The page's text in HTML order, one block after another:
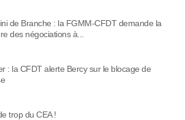
de Branche : la FGMM-CFDT demande la
des négociations à...
: la CFDT alerte Bercy sur le blocage de
trop du CEA !